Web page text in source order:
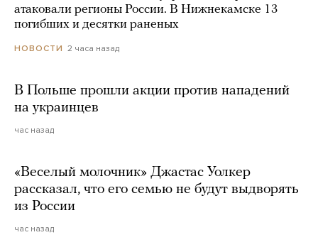
атаковали регионы России. В Нижнекамске 13
погибших и десятки раненых
НОВОСТИ 2 часа назад
В Польше прошли акции против нападений
на украинцев
час назад
«Веселый молочник» Джастас Уолкер
рассказал, что его семью не будут выдворять
из России
час назад